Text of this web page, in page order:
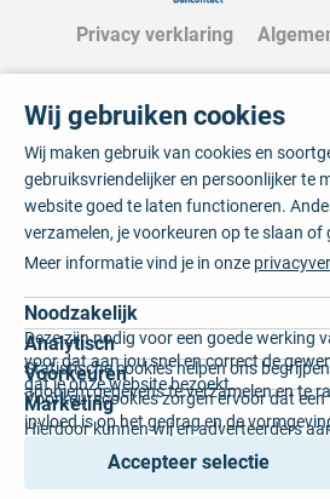
Privacy verklaring
Wij gebruiken cookies
Wij maken gebruik van cookies en
gebruiksvriendelijker en persoonlijker te
website goed te laten functioneren.
verzamelen, je voorkeuren op te slaan
Meer informatie vind je in onze
Noodzakelijk
Deze zijn nodig voor een goede werking
voor dat aan jou snel en correct de
dat je onze website bezoekt.
Analytisch
Statistische cookies helpen ons
anoniem gegevens te verzamelen en te
Voorkeuren
Voorkeurscookies zorgen ervoor dat
invloed is op het gedrag en de
voorkeur of de regio waar u woont.
Marketing
Hierdoor kunnen wij en adverteerders
gepersonaliseerde online advertenties
Accepteer selectie